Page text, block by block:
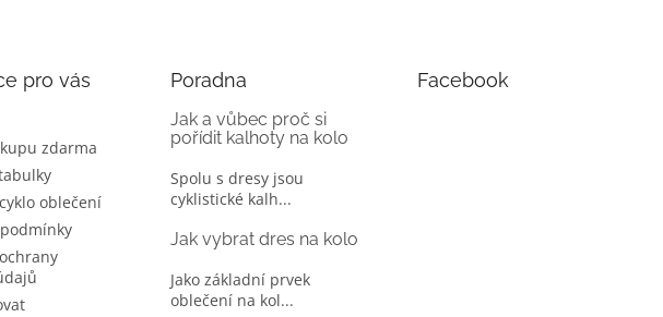
pro vás
zdarma
oblečení
Poradna
Jak a vůbec proč si
pořídit kalhoty na kolo
Spolu s dresy jsou
cyklistické kalh...
Jak vybrat dres na kolo
Jako základní prvek
oblečení na kol...
Facebook